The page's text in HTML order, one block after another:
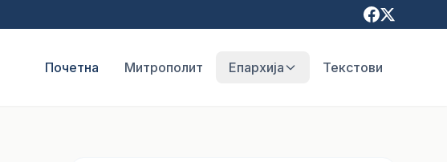
Почетна Митрополит Епархија Текстови